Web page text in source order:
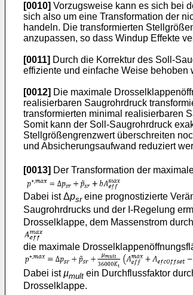
[0010] Vorzugsweise kann es sich bei
sich also um eine Transformation der
handeln. Die transformierten
anzupassen, so dass Windup Effekte
[0011] Durch die Korrektur des Soll-
effiziente und einfache Weise
[0012] Die maximale
realisierbaren Saugrohrdruck
transformierten minimal realisierbaren
Somit kann der Soll-Saugrohrdruck
Stellgrößengrenzwert überschreiten
und Absicherungsaufwand reduziert
[0013] Der Transformation der
Dabei ist Δpsreine prognostizierte
Saugrohrdrucks und der I-Regelung
Drosselklappe, dem Massenstrom
die maximale
Dabei istµmult ein Durchflussfaktor
Drosselklappe.